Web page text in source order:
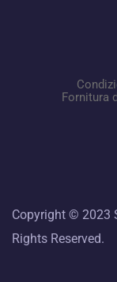
Fornitura
Copyright © 2023
Rights Reserved.